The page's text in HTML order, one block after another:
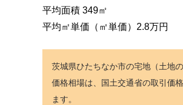
平均面積 349㎡
平均㎡単価（㎡単価） 2.8万 円
茨城県ひたちなか市の宅地（土地
価格相場は、国土交通省の取引価
ます。